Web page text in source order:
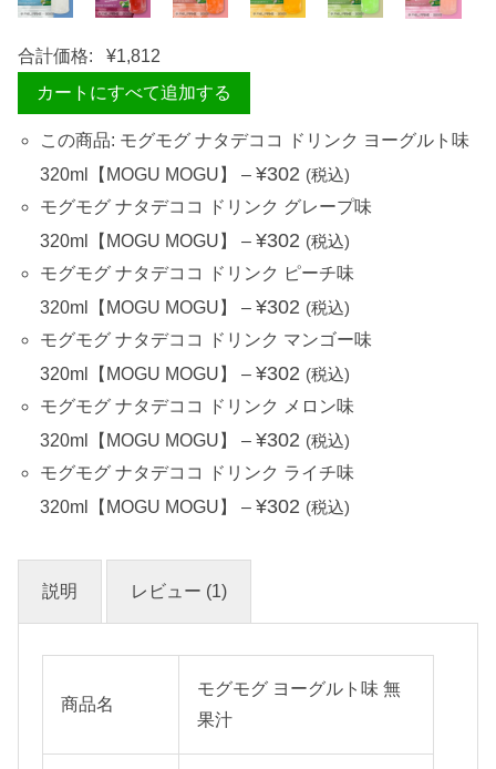
合計価格: ¥1,812
カートにすべて追加する
この商品: モグモグ ナタデココ ドリンク ヨーグルト味
320ml【MOGU MOGU】 – ¥302 (税込)
モグモグ ナタデココ ドリンク グレープ味
320ml【MOGU MOGU】 – ¥302 (税込)
モグモグ ナタデココ ドリンク ピーチ味
320ml【MOGU MOGU】 – ¥302 (税込)
モグモグ ナタデココ ドリンク マンゴー味
320ml【MOGU MOGU】 – ¥302 (税込)
モグモグ ナタデココ ドリンク メロン味
320ml【MOGU MOGU】 – ¥302 (税込)
モグモグ ナタデココ ドリンク ライチ味
320ml【MOGU MOGU】 – ¥302 (税込)
説明 レビュー (1)
商品名
モグモグ ヨーグルト味 無
果汁